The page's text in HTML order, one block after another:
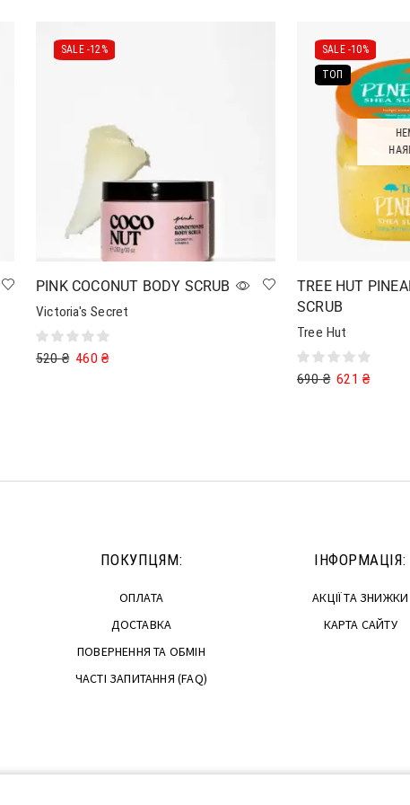
SALE -12%
PINK COCONUT BODY SCRUB
Victoria's Secret
520₴ 460₴
SALE -10%
ТОП
TREE HUT
SCRUB
Tree Hut
690₴ 621₴
ПОКУПЦЯМ:
ОПЛАТА
ДОСТАВКА
ПОВЕРНЕННЯ ТА ОБМІН
ЧАСТІ ЗАПИТАННЯ (FAQ)
ІНФОРМАЦІЯ:
АКЦІЇ ТА ЗНИЖКИ
КАРТА САЙТУ